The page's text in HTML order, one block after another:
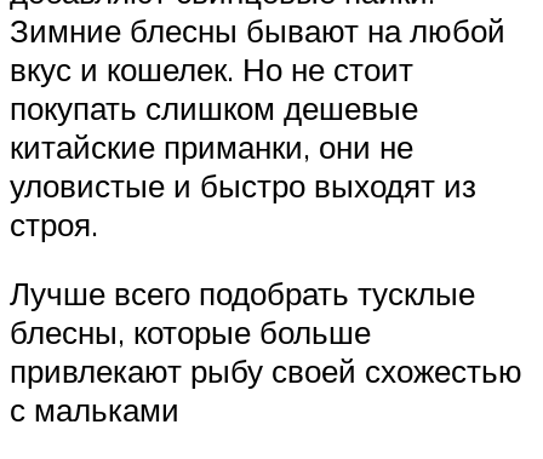
Зимние блесны бывают на любой
вкус и кошелек. Но не стоит
покупать слишком дешевые
китайские приманки, они не
уловистые и быстро выходят из
строя.
Лучше всего подобрать тусклые
блесны, которые больше
привлекают рыбу своей схожестью
с мальками